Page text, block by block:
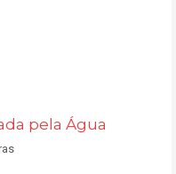
pela Água